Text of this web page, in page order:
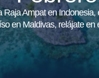
Raja Ampat en Indonesia,
en Maldivas, relájate en